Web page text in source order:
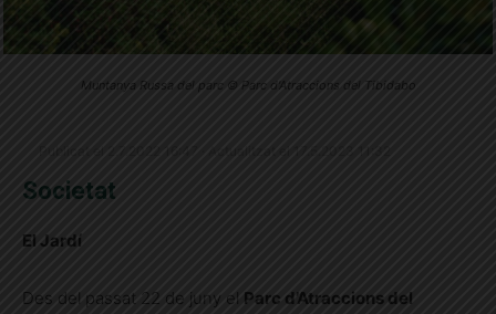
Muntanya Russa del parc © Parc d'Atraccions del Tibidabo
Societat
El Jardí
Des del passat 22 de juny el Parc d’Atraccions del